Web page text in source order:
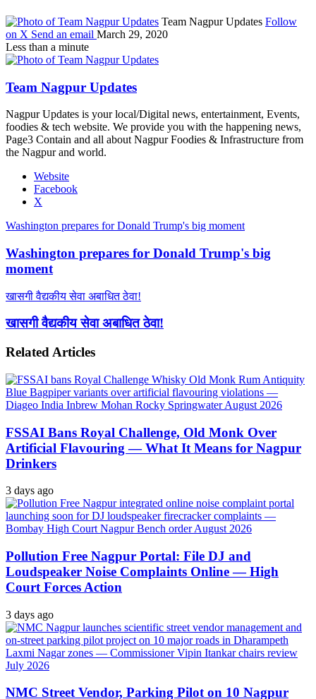
Team Nagpur Updates Follow
on X Send an email March 29, 2020
Less than a minute
Team Nagpur Updates
Nagpur Updates is your local/Digital news, entertainment, Events,
foodies & tech website. We provide you with the happening news,
Page3 Contain and all about Nagpur Foodies & Infrastructure from
the Nagpur and world.
Website
Facebook
X
Washington prepares for Donald Trump's big moment
Washington prepares for Donald Trump's big
moment
खासगी वैद्यकीय सेवा अबाधित ठेवा!
खासगी वैद्यकीय सेवा अबाधित ठेवा!
Related Articles
FSSAI Bans Royal Challenge, Old Monk Over
Artificial Flavouring — What It Means for Nagpur
Drinkers
3 days ago
Pollution Free Nagpur Portal: File DJ and
Loudspeaker Noise Complaints Online — High
Court Forces Action
3 days ago
NMC Street Vendor, Parking Pilot on 10 Nagpur